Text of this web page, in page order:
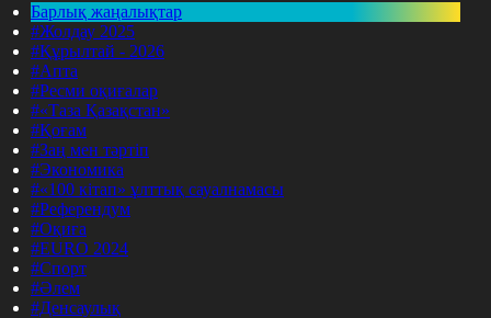
Барлық жаңалықтар
#Жолдау 2025
#Құрылтай - 2026
#Апта
#Ресми оқиғалар
#«Таза Қазақстан»
#Қоғам
#Заң мен тәртіп
#Экономика
#«100 кітап» ұлттық сауалнамасы
#Референдум
#Оқиға
#EURO 2024
#Спорт
#Әлем
#Денсаулық